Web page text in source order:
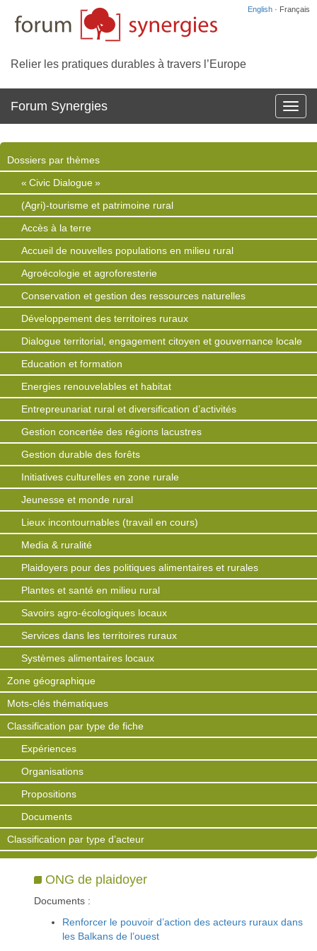
English · Français
Relier les pratiques durables à travers l’Europe
la
Forum Synergies
Dossiers par thèmes
« Civic Dialogue »
(Agri)-tourisme et patrimoine rural
Accès à la terre
Accueil de nouvelles populations en milieu rural
Agroécologie et agroforesterie
Conservation et gestion des ressources naturelles
Développement des territoires ruraux
Dialogue territorial, engagement citoyen et gouvernance locale
Education et formation
Energies renouvelables et habitat
Entrepreunariat rural et diversification d’activités
Gestion concertée des régions lacustres
Gestion durable des forêts
Initiatives culturelles en zone rurale
Jeunesse et monde rural
Lieux incontournables (travail en cours)
Media & ruralité
Plaidoyers pour des politiques alimentaires et rurales
Plantes et santé en milieu rural
Savoirs agro-écologiques locaux
Services dans les territoires ruraux
Systèmes alimentaires locaux
Zone géographique
Mots-clés thématiques
Classification par type de fiche
Expériences
Organisations
Propositions
Documents
Classification par type d’acteur
ONG de plaidoyer
Documents :
Renforcer le pouvoir d’action des acteurs ruraux dans
les Balkans de l’ouest